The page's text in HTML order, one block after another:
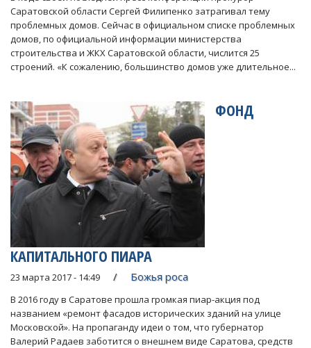
Саратовской области Сергей Филипенко затрагивал тему
проблемных домов. Сейчас в официальном списке проблемных
домов, по официальной информации министерства
строительства и ЖКХ Саратовской области, числится 25
строений. «К сожалению, большинство домов уже длительное...
ФОНД
КАПИТАЛЬНОГО ПИАРА
23 марта 2017 - 14:49 Божья роса
В 2016 году в Саратове прошла громкая пиар-акция под
названием «ремонт фасадов исторических зданий на улице
Московской». На пропаганду идеи о том, что губернатор
Валерий Радаев заботится о внешнем виде Саратова, средств